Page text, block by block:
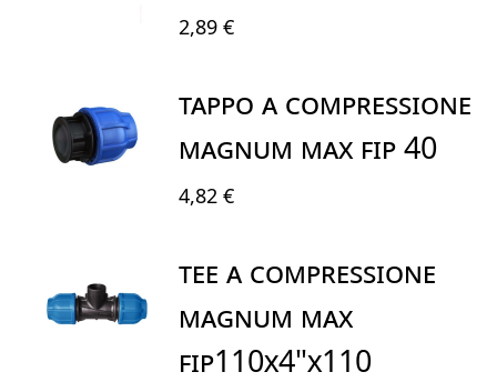
2,89 €
TAPPO A COMPRESSIONE
MAGNUM MAX FIP 40
4,82 €
TEE A COMPRESSIONE
MAGNUM MAX
FIP110X4"X110